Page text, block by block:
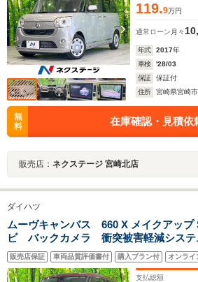
119.9万円
通常ローン 月々
年式 2017年
車検
'28/03
保証
保証付
住所
宮崎県宮崎市
無
料
在庫確認・見積依
販売店： ネクステージ 宮崎北店
ダイハツ
ムーヴキャンバス 660 X メイクアッ
ビ バックカメラ 衝突被害軽減シス
ーナーセンサー スマートキー ETC
オートエアコン Bluetooth CD DVD
販売店保証 車両品質評価書付 購入プラン付 オンライ
支払総額